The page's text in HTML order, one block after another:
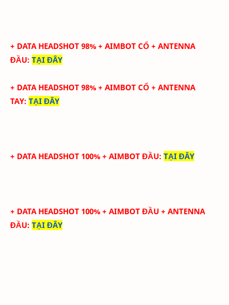
+ DATA HEADSHOT 98% + AIMBOT CỔ + ANTENNA
ĐẦU: TẠI ĐÂY
+ DATA HEADSHOT 98% + AIMBOT CỔ + ANTENNA
TAY: TẠI ĐÂY
+ DATA HEADSHOT 100% + AIMBOT ĐẦU: TẠI ĐÂY
+ DATA HEADSHOT 100% + AIMBOT ĐẦU + ANTENNA
ĐẦU: TẠI ĐÂY